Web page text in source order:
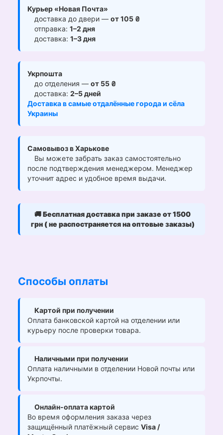
Курьер «Новая Почта»
доставка до двери — от 105 ₴
отправка: 1–2 дня
доставка: 1–3 дня
Укрпошта
до отделения — от 55 ₴
доставка: 2–5 дней
Доставка в самые отдалённые города и сёла
Украины
Самовывоз в Харькове
Вы можете забрать заказ самостоятельно
после подтверждения менеджером. Менеджер
уточнит адрес и удобное время выдачи.
🚚Бесплатная доставка при заказе от 1500
грн ( не распостраняется на оптовые заказы)
Способы оплаты
Картой при получении
Оплата банковской картой на отделении или
курьеру после проверки товара.
Наличными при получении
Оплата наличными в отделении Новой почты или
Укрпочты.
Онлайн-оплата картой
Во время оформления заказа через
защищённый платёжный сервис Visa /